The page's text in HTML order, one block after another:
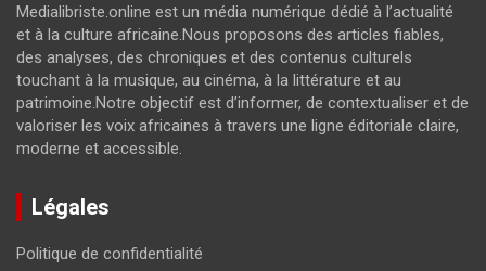
Medialibriste.online est un média numérique dédié à l’actualité
et à la culture africaine.Nous proposons des articles fiables,
des analyses, des chroniques et des contenus culturels
touchant à la musique, au cinéma, à la littérature et au
patrimoine.Notre objectif est d’informer, de contextualiser et de
valoriser les voix africaines à travers une ligne éditoriale claire,
moderne et accessible.
Légales
Politique de confidentialité